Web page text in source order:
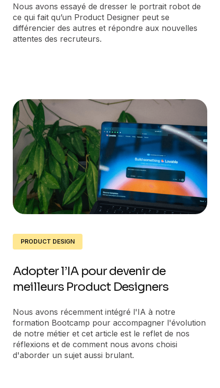
Nous avons essayé de dresser le portrait robot de
ce qui fait qu’un Product Designer peut se
différencier des autres et répondre aux nouvelles
attentes des recruteurs.
PRODUCT DESIGN
Adopter l’IA pour devenir de
meilleurs Product Designers
Nous avons récemment intégré l'IA à notre
formation Bootcamp pour accompagner l'évolution
de notre métier et cet article est le reflet de nos
réflexions et de comment nous avons choisi
d'aborder un sujet aussi brulant.